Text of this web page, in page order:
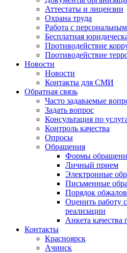
Аттестаты и лицензии
Охрана труда
Работа с
Бесплатная
Противодействие
Противодействие
Новости
Новости
Контакты для СМИ
Обратная связь
Часто задаваемые
Задать вопрос
Консультация по
Контроль качества
Опросы
Обращения
Формы
Личный прием
Электронные
Письменные
Порядок
Оценить работу
реализации
Анкета качества
Контакты
Красноярск
Ачинск